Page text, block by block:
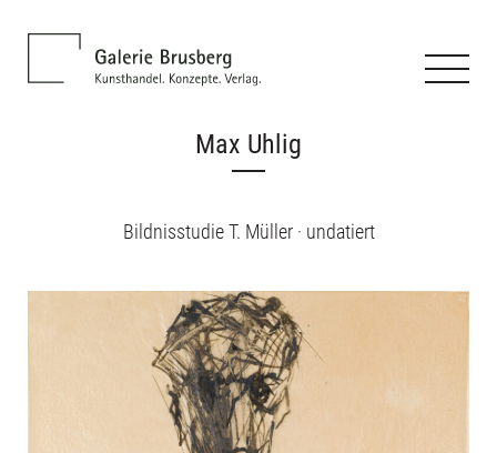
Max Uhlig
Bildnisstudie T. Müller · undatiert